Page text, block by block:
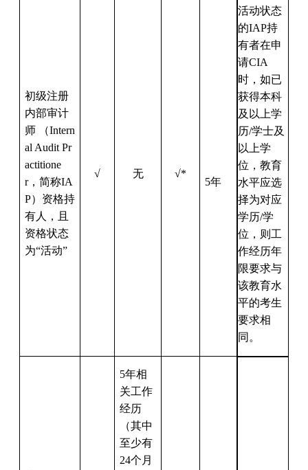
初级注册
内部审计
师 （Intern
al Audit Pr
actitione
r，简称IA
P） 资格持
有人，且
资格状态
为“活动”
√ 无 √*
5年
活动状态
的IAP持
有者在申
请CIA
时，如已
获得本科
及以上学
历/学士及
以上学
位，教育
水平应选
择为对应
学历/学
位，则工
作经历年
限要求与
该教育水
平的考生
要求相
同。
5年相
关工作
经历
（其中
至少有
24个月